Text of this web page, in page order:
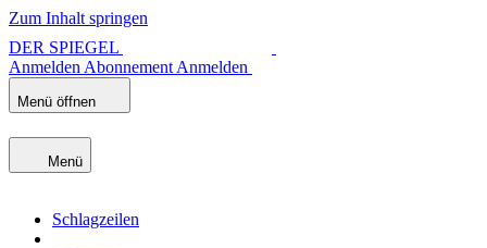
Zum Inhalt springen
DER SPIEGEL
Anmelden Abonnement Anmelden
Menü öffnen
Menü
Schlagzeilen